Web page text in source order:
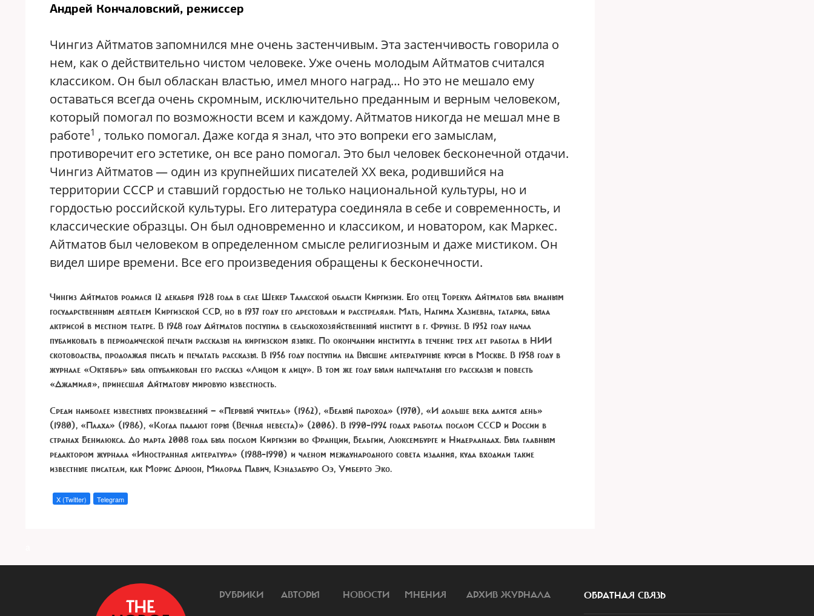
Андрей Кончаловский, режиссер
Чингиз Айтматов запомнился мне очень застенчивым. Эта застенчивость говорила о
нем, как о действительно чистом человеке. Уже очень молодым Айтматов считался
классиком. Он был обласкан властью, имел много наград… Но это не мешало ему
оставаться всегда очень скромным, исключительно преданным и верным человеком,
который помогал по возможности всем и каждому. Айтматов никогда не мешал мне в
работе1 , только помогал. Даже когда я знал, что это вопреки его замыслам,
противоречит его эстетике, он все рано помогал. Это был человек бесконечной отдачи.
Чингиз Айтматов — один из крупнейших писателей XX века, родившийся на
территории СССР и ставший гордостью не только национальной культуры, но и
гордостью российской культуры. Его литература соединяла в себе и современность, и
классические образцы. Он был одновременно и классиком, и новатором, как Маркес.
Айтматов был человеком в определенном смысле религиозным и даже мистиком. Он
видел шире времени. Все его произведения обращены к бесконечности.
Чингиз Айтматов родился 12 декабря 1928 года в селе Шекер Таласской области Киргизии. Его отец Торекул Айтматов был видным
государственным деятелем Киргизской ССР, но в 1937 году его арестовали и расстреляли. Мать, Нагима Хазиевна, татарка, была
актрисой в местном театре. В 1948 году Айтматов поступил в сельскохозяйственный институт в г. Фрунзе. В 1952 году начал
публиковать в периодической печати рассказы на киргизском языке. По окончании института в течение трех лет работал в НИИ
скотоводства, продолжая писать и печатать рассказы. В 1956 году поступил на Высшие литературные курсы в Москве. В 1958 году в
журнале «Октябрь» был опубликован его рассказ «Лицом к лицу». В том же году были напечатаны его рассказы и повесть
«Джамиля», принесшая Айтматову мировую известность.
Среди наиболее известных произведений — «Первый учитель» (1962), «Белый пароход» (1970), «И дольше века длится день»
(1980), «Плаха» (1986), «Когда падают горы (Вечная невеста)» (2006). В 1990–1994 годах работал послом СССР и России в
странах Бенилюкса. До марта 2008 года был послом Киргизии во Франции, Бельгии, Люксембурге и Нидерландах. Был главным
редактором журнала «Иностранная литература» (1988–1990) и членом международного совета издания, куда входили такие
известные писатели, как Морис Дрюон, Милорад Павич, Кэндзабуро Оэ, Умберто Эко.
X (Twitter) Telegram
РУБРИКИ АВТОРЫ НОВОСТИ МНЕНИЯ АРХИВ ЖУРНАЛА ОБРАТНАЯ СВЯЗЬ